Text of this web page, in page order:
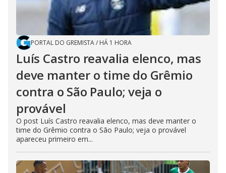
PORTAL DO GREMISTA/ HÁ 1 HORA
Luís Castro reavalia elenco, mas
deve manter o time do Grêmio
contra o São Paulo; veja o
provável
O post Luís Castro reavalia elenco, mas deve manter o
time do Grêmio contra o São Paulo; veja o provável
apareceu primeiro em...